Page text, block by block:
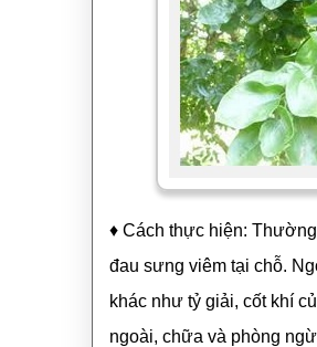
♦ Cách thực hiện:
đau sưng viêm tại chỗ.
khác như tỷ giải, cốt khí
ngoài, chữa và phòng